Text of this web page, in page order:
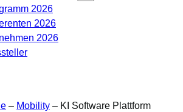
2026
2026
2026
– Mobility – KI Software Plattform